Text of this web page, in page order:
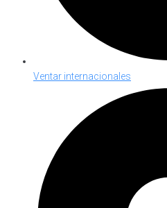
Ventar internacionales